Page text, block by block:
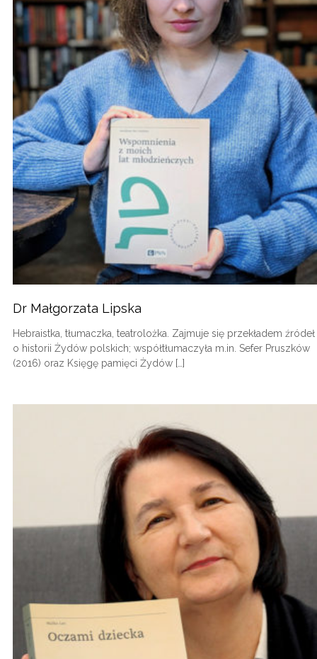
Dr Małgorzata Lipska
Hebraistka, tłumaczka, teatrolożka. Zajmuje się przekładem źródeł
o historii Żydów polskich; współtłumaczyła m.in. Sefer Pruszków
(2016) oraz Księgę pamięci Żydów […]